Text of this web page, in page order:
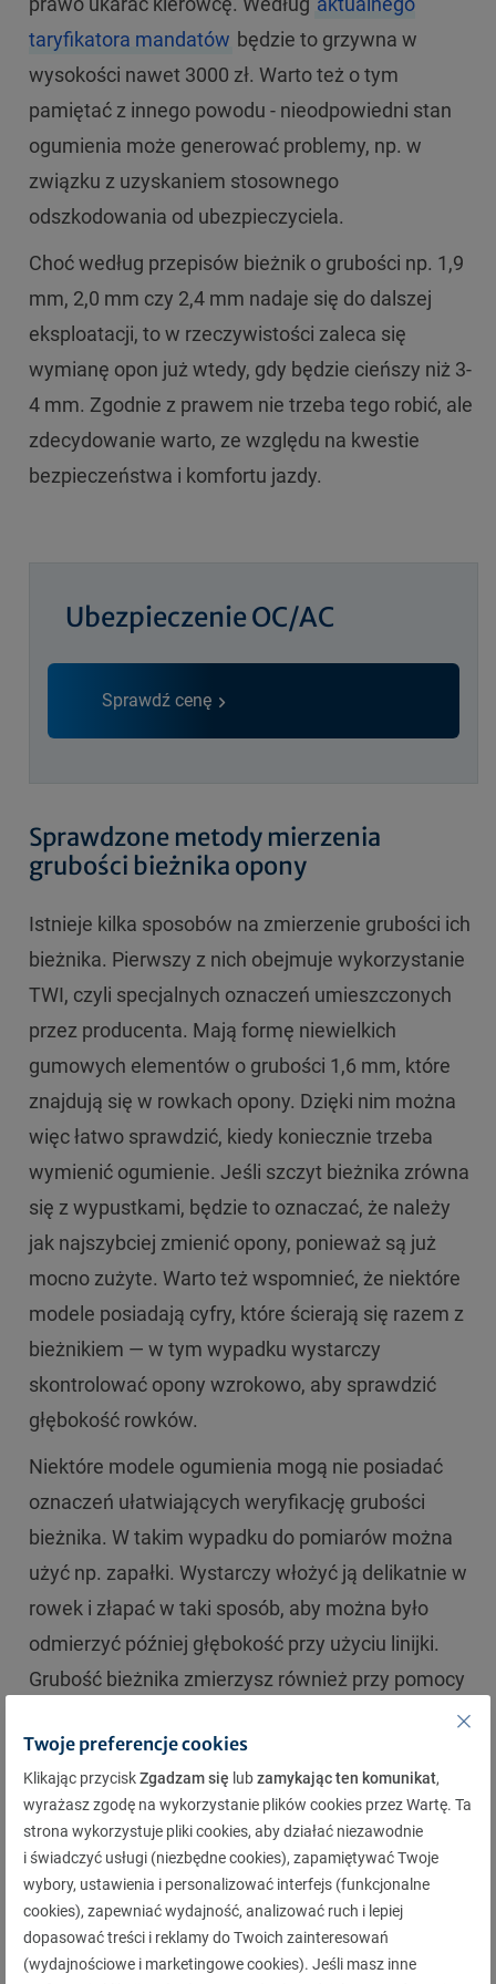
taryfikatora mandatów będzie to grzywna w
wysokości nawet 3000 zł. Warto też o tym
pamiętać z innego powodu - nieodpowiedni stan
ogumienia może generować problemy, np. w
związku z uzyskaniem stosownego
odszkodowania od ubezpieczyciela.
Choć według przepisów bieżnik o grubości np. 1,9
mm, 2,0 mm czy 2,4 mm nadaje się do dalszej
eksploatacji, to w rzeczywistości zaleca się
wymianę opon już wtedy, gdy będzie cieńszy niż 3-
4 mm. Zgodnie z prawem nie trzeba tego robić, ale
zdecydowanie warto, ze względu na kwestie
bezpieczeństwa i komfortu jazdy.
Ubezpieczenie OC/AC
Sprawdź cenę
Sprawdzone metody mierzenia
grubości bieżnika opony
Istnieje kilka sposobów na zmierzenie grubości ich
bieżnika. Pierwszy z nich obejmuje wykorzystanie
TWI, czyli specjalnych oznaczeń umieszczonych
przez producenta. Mają formę niewielkich
gumowych elementów o grubości 1,6 mm, które
znajdują się w rowkach opony. Dzięki nim można
więc łatwo sprawdzić, kiedy koniecznie trzeba
wymienić ogumienie. Jeśli szczyt bieżnika zrówna
się z wypustkami, będzie to oznaczać, że należy
jak najszybciej zmienić opony, ponieważ są już
mocno zużyte. Warto też wspomnieć, że niektóre
modele posiadają cyfry, które ścierają się razem z
bieżnikiem — w tym wypadku wystarczy
skontrolować opony wzrokowo, aby sprawdzić
głębokość rowków.
Niektóre modele ogumienia mogą nie posiadać
oznaczeń ułatwiających weryfikację grubości
bieżnika. W takim wypadku do pomiarów można
użyć np. zapałki. Wystarczy włożyć ją delikatnie w
rowek i złapać w taki sposób, aby można było
odmierzyć później głębokość przy użyciu linijki.
Grubość bieżnika zmierzysz również przy pomocy
szerokość ok. 4,75 mm. Jeśli po włożeniu
dwuzłotówki w rowek jej złota zewnętrzna część
nie będzie wystawała od dołu, to znaczy, że bieżnik
ma jeszcze bardzo duży zapas. Bardziej precyzyjne
pomiary umożliwiają z kolei plastikowe przyrządy
w formie niewielkiej karty lub mierniki cyfrowe. Są
kompaktowe i świetnie sprawdzą się w dłuższej
Twoje preferencje cookies
Klikając przyciskZgadzam się lubzamykając ten komunikat,
wyrażasz zgodę na wykorzystanie plików cookies przez Wartę. Ta
strona wykorzystuje pliki cookies, aby działać niezawodnie
i świadczyć usługi (niezbędne cookies), zapamiętywać Twoje
wybory, ustawienia i personalizować interfejs (funkcjonalne
cookies), zapewniać wydajność, analizować ruch i lepiej
dopasować treści i reklamy do Twoich zainteresowań
(wydajnościowe i marketingowe cookies). Jeśli masz inne